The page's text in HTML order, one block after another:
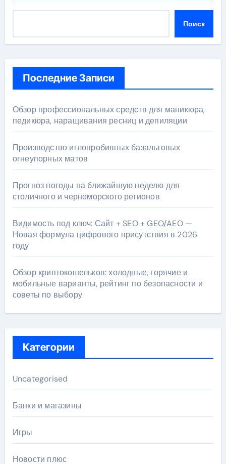
Поиск
Последние Записи
Обзор профессиональных средств для маникюра,
педикюра, наращивания ресниц и депиляции
Производство иглопробивных базальтовых
огнеупорных матов
Прогноз погоды на ближайшую неделю для
столичного и черноморского регионов
Видимость под ключ: Сайт + SEO + GEO/AEO —
Новая формула цифрового присутствия в 2026
году
Обзор криптокошельков: холодные, горячие и
мобильные варианты, рейтинг по безопасности и
советы по выбору
Категории
Uncategorised
Банки и магазины
Игры
Новости плюс